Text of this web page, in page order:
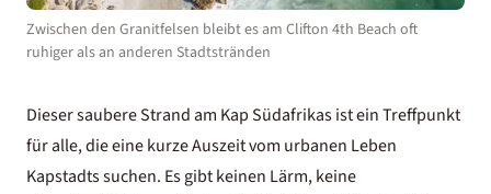
Zwischen den Granitfelsen bleibt es am Clifton 4th Beach oft
ruhiger als an anderen Stadtstränden
Dieser saubere Strand am Kap Südafrikas ist ein Treffpunkt
für alle, die eine kurze Auszeit vom urbanen Leben
Kapstadts suchen. Es gibt keinen Lärm, keine